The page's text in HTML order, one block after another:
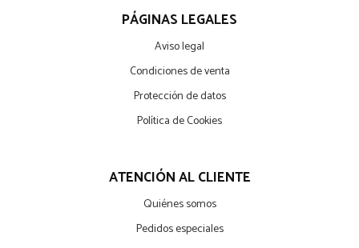
PÁGINAS LEGALES
Aviso legal
Condiciones de venta
Protección de datos
Política de Cookies
ATENCIÓN AL CLIENTE
Quiénes somos
Pedidos especiales